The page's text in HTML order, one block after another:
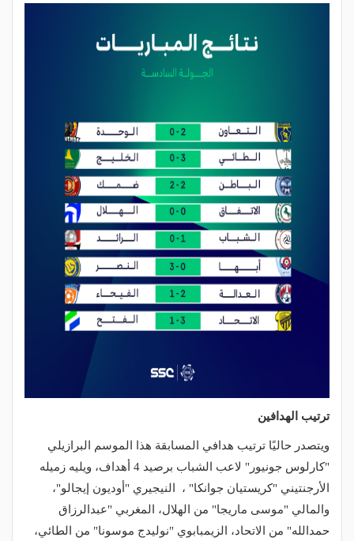
ترتيب الهدافين
ويتصدر حاليًا ترتيب هدافي المسابقة هذا الموسم البرازيلي
"كارلوس جونيور" لاعب الشباب برصيد 4 أهداف، ويليه زميله
الأرجنتيني "كريستيان جوانكا" ، النيجيري "أوديون إيجالو"،
والمالي "موسى ماريجا" من الهلال، المغربي "عبدالرزاق
حمدالله" من الاتحاد، الزيمبابوي "نوليدج موسونا" من الطائي،